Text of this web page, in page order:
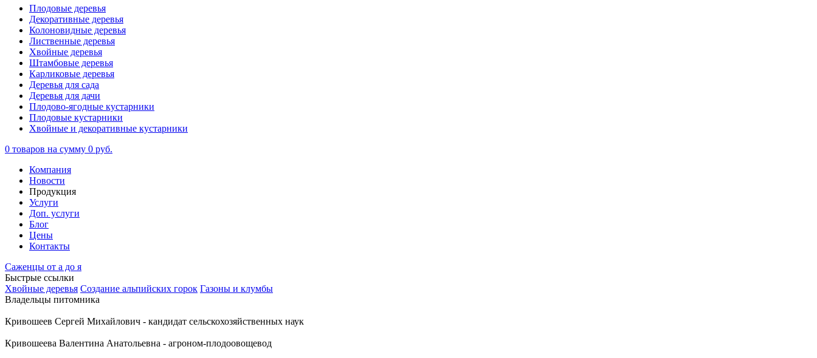
Плодовые деревья
Декоративные деревья
Колоновидные деревья
Лиственные деревья
Хвойные деревья
Штамбовые деревья
Карликовые деревья
Деревья для сада
Деревья для дачи
Плодово-ягодные кустарники
Плодовые кустарники
Хвойные и декоративные кустарники
0 товаров на сумму 0 руб.
Компания
Новости
Продукция
Услуги
Доп. услуги
Блог
Цены
Контакты
Саженцы от а до я
Быстрые ссылки
Хвойные деревья Создание альпийских горок Газоны и клумбы
Владельцы питомника
Кривошеев Сергей Михайлович - кандидат сельскохозяйственных наук
Кривошеева Валентина Анатольевна - агроном-плодоовощевод